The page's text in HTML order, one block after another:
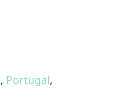
, Portugal,